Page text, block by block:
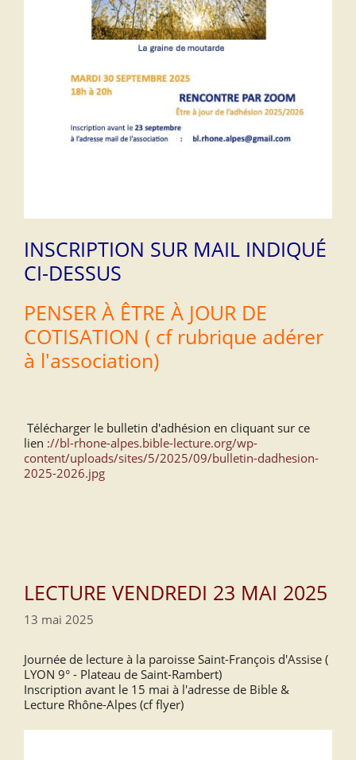
INSCRIPTION SUR MAIL INDIQUÉ
CI-DESSUS
PENSER À ÊTRE À JOUR DE
COTISATION ( cf rubrique adérer
à l'association)
Télécharger le bulletin d'adhésion en cliquant sur ce
lien ://bl-rhone-alpes.bible-lecture.org/wp-
content/uploads/sites/5/2025/09/bulletin-dadhesion-
2025-2026.jpg
LECTURE VENDREDI 23 MAI 2025
13 mai 2025
Journée de lecture à la paroisse Saint-François d'Assise (
LYON 9° - Plateau de Saint-Rambert)
Inscription avant le 15 mai à l'adresse de Bible &
Lecture Rhône-Alpes (cf flyer)